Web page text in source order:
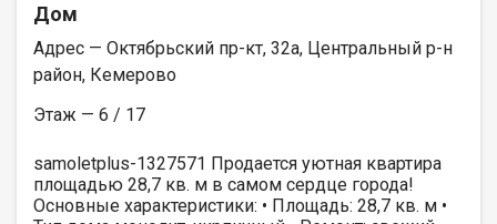
Дом
Адрес — Октябрьский пр-кт, 32а, Центральный р-н
район, Кемерово
Этаж — 6 / 17
samoletplus-1327571 Продается уютная квартира
площадью 28,7 кв. м в самом сердце города!
Основные характеристики: • Площадь: 28,7 кв. м •